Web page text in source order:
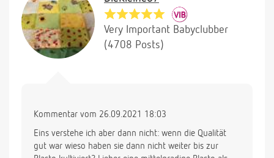
Very Important Babyclubber
(4708 Posts)
Kommentar vom 26.09.2021 18:03
Eins verstehe ich aber dann nicht: wenn die Qualität
gut war wieso haben sie dann nicht weiter bis zur